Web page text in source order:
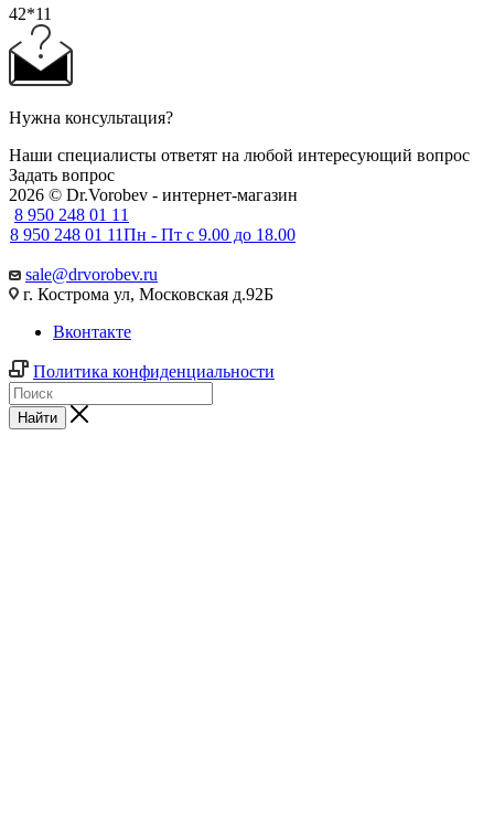
42*11
Нужна консультация?
Наши специалисты ответят на любой интересующий вопрос
Задать вопрос
2026 © Dr.Vorobev - интернет-магазин
8 950 248 01 11
8 950 248 01 11Пн - Пт с 9.00 до 18.00
sale@drvorobev.ru
г. Кострома ул, Московская д.92Б
Вконтакте
Политика конфиденциальности
Найти